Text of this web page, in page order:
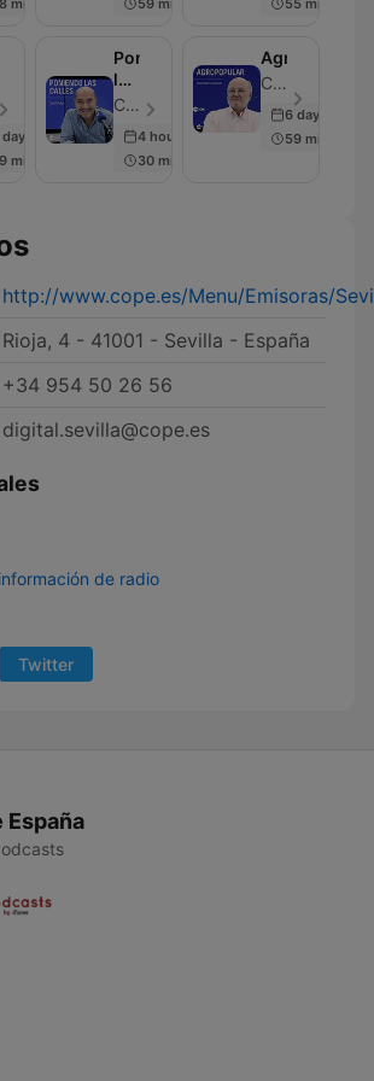
days ago
min
Poniendo
las
Calles
COPE - Episodio 41
4 hours ago
30 min
Agropopular
COPE - Episodio 20
6 days ago
59 min
http://www.cope.es/Menu/Emisoras/
Rioja, 4 - 41001 - Sevilla - España
+34 954 50 26 56
digital.sevilla@cope.es
de radio
Twitter
España